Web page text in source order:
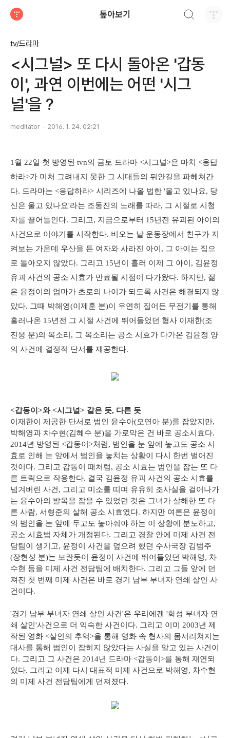
톺아보기
tv/드라마
<시그널> 또 다시 돌아온 '갑동
이', 과연 이번에는 어떤 '시그
널'을 ?
meditator 2016. 1. 24. 02:21
1월 22일 첫 방영된 tvn의 금토 드라마 <시그널>은 마치 <응답
하라>가 미처 그려내지 못한 그 시대들의 뒤안길을 파헤쳐간
다. 드라마는 <응답하라> 시리즈에 나올 법한 '울고 있나요, 당
신은 울고 있나요'라는 조동진의 노래를 따라, 그 시절로 시청
자를 끌어들인다. 그리고, 지금으로부터 15년전 유괴된 아이의
사건으로 이야기를 시작한다. 비오는 날 운동장에서 친구가 지
켜보는 가운데 우산을 든 여자와 사라진 아이, 그 아이는 집으
로 돌아오지 않았다. 그리고 15년이 흘러 이제 그 아이, 김윤정
유괴 사건의 공소 시효가 만료될 시점이 다가왔다. 하지만, 젊
은 윤정이의 엄마가 초로의 나이가 되도록 사건은 해결되지 않
았다. 그때 박해영(이제훈 분)이 우연히 집어든 무전기를 통해
흘러나온 15년전 그 시절 사건에 뛰어들었던 형사 이재한(조
진웅 분)의 목소리, 그 목소리는 공소 시효가 다가온 김윤정 양
의 사건에 결정적 단서를 제공한다.
<갑동이>와 <시그널> 같은 듯, 다른 듯
이재한이 제공한 단서로 범인 윤수아(오연아 분)를 잡았지만,
박해영과 차수현(김혜수 분)을 가로막은 건 바로 공소시효다.
2014년 방영된 <갑동이>처럼, 범인을 눈 앞에 놓고도 공소 시
효로 인해 눈 앞에서 범인을 놓치는 상황이 다시 한번 벌어진
것이다. 그리고 갑동이 때처럼, 공소 시효는 범인을 잡는 또 다
른 트릭으로 작용한다. 결국 김윤정 유괴 사건의 공소 시효를
넘겨버린 사건, 그리고 미소를 띠며 유유히 조사실을 걸어나가
는 윤수아의 발목을 잡을 수 있었던 것은 그녀가 살해한 또 다
른 사람, 서형준의 살해 공소 시효였다. 하지만 여론은 윤정이
의 범인을 눈 앞에 두고도 놓아줘야 하는 이 상황에 분노하고,
공소 시효법 자체가 개정된다. 그리고 경찰 안에 미제 사건 전
담팀이 생기고, 윤정이 사건을 덮으려 했던 수사국장 김범주
(장현성 분)는 보란듯이 윤정이 사건에 뛰어들었던 박해영, 차
수현 등을 미제 사건 전담팀에 배치한다. 그리고 그들 앞에 던
져진 첫 번째 미제 사건은 바로 경기 남부 부녀자 연쇄 살인 사
건이다.
'경기 남부 부녀자 연쇄 살인 사건'은 우리에겐 '화성 부녀자 연
쇄 살인'사건으로 더 익숙한 사건이다. 그리고 이미 2003년 제
작된 영화 <살인의 추억>을 통해 영화 속 형사의 몸서리쳐지는
대사를 통해 범인이 잡히지 않았다는 사실을 알고 있는 사건이
다. 그리고 그 사건은 2014년 드라마 <갑동이>를 통해 재연되
었다. 그리고 이제 다시 대표적 미제 사건으로 박해영, 차수현
의 미제 사건 전담팀에게 던져졌다.